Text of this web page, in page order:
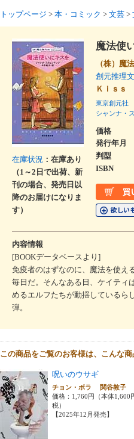
トップページ > 本・コミック > 文芸 >
在庫状況 ：在庫あり
（1～2日で出荷、新
刊の場合、発売日以
降のお届けになりま
す）
魔法使
（株）魔
創元推理
Ｋｉｓｓ
東京創元社
シャンナ・
価格
発行年月
判型
ISBN
内容情報
[BOOKデータベースより]
免疫者のはずなのに、魔法を使え
毎日だ。そんなある日、ケイティ
めるエルフたちが動揺しているら
弾。
この商品をご覧のお客様は、こんな商
呪いのウサギ
チョン・ボラ 関谷敦子
価格：1,760円（本体1,600
税）
【2025年12月発売】